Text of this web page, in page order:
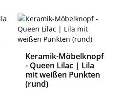
Keramik-Möbelknopf
- Queen Lilac | Lila
mit weißen Punkten
(rund)